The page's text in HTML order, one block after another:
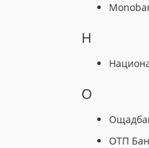
Н
О
ОТП